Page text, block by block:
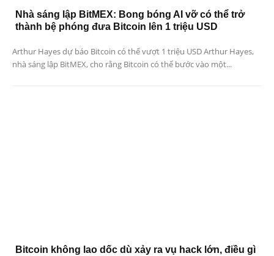
Nhà sáng lập BitMEX: Bong bóng AI vỡ có thể trở
thành bệ phóng đưa Bitcoin lên 1 triệu USD
Arthur Hayes dự báo Bitcoin có thể vượt 1 triệu USD Arthur Hayes,
nhà sáng lập BitMEX, cho rằng Bitcoin có thể bước vào một...
Bitcoin không lao dốc dù xảy ra vụ hack lớn, điều gì